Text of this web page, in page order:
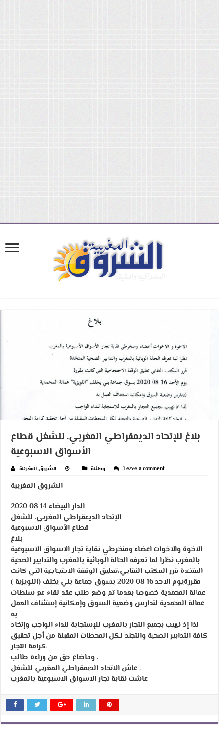
بلاغ للإتحاد الديمقراطي المغربي. للشغل قطاع
الأسواق الاسبوعية
الشروق المغربية وطنية Leave a comment
الشروق المغربية
الدار البيضاء 14 08 2020
الإتحاد الديمقراطي المغربي. للشغل
قطاع الأسواق الاسبوعية
بلاغ
الاخوة والاخوات اعضاء ومنخرطي نقابة تجار الاسواق الاسبوعية
بالمغرب نظرا لما تعرفه الحالة الوبائية بالمغرب والتدابير الصحية
المتخدة قرر المكتب النقابي،تعليق الوقفة الاحتجاجية التي كانت
مقررةيوم الاحد 16 08 2020 بسوق جماعة بني يخلف (اللويزية )
عمالة المحمدية خصوصا بعدما تم وضع طلب عقد لقاء مع سلطات
عمالة المحمدية لتدارس وضعية السوق وإمكانية إستئناف العمل
به
لذا إذ نهيب بجميع التجار بالمغرب للإستجابة لنداء الواجب وإتخاد
كافة التدابير الصحية والتجند لكل المحطات المقبلة من أجل تحقيق
كرامة التجار.
وماضاع حق من وراءه طالب .
عاش الاتحاد الديمقراطي المغربي للشغل .
عاشت نقابة تجار الاسواق الاسبوعية بالمغرب